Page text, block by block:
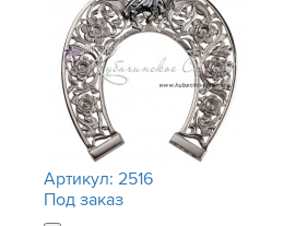
Артикул: 2516
Под заказ